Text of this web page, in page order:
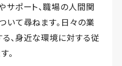
サポート、職場の人間関
いて尋ねます。日々の業
、身近な環境に対する従
。